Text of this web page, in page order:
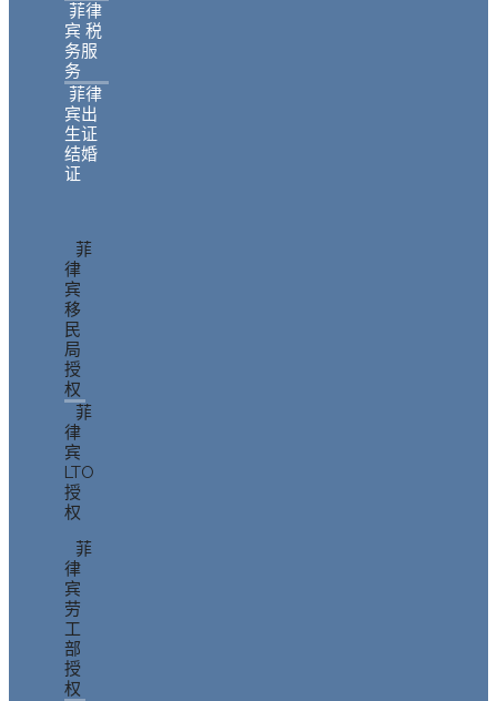
菲律
宾 税
务服
务
菲律
宾出
生证
结婚
证
菲
律
宾
移
民
局
授
权
菲
律
宾
LTO
授
权
菲
律
宾
劳
工
部
授
权